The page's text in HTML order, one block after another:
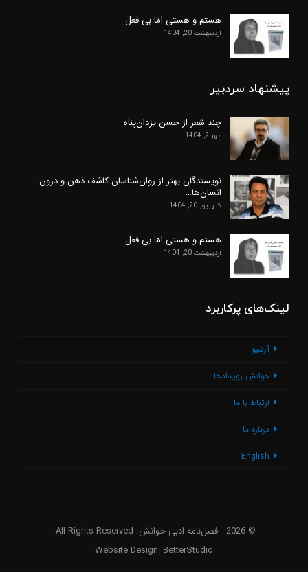
هستم و هستی امّا بی فعل
اردیبهشت 20, 1404
پیشنهاد سردبیر
چند شعر از حسن یزدان‌پناه
مهر 2, 1404
نویسندگان بهتر از روان‌شناسان کاشف ذهن و درون
انسان‌ها…
شهریور 20, 1404
هستم و هستی امّا بی فعل
اردیبهشت 20, 1404
لینک‌های پرکاربرد
آرشیو
خوانشِ رویدادها
ارتباط با ما
درباره ما
English
© 2026 - فصل‌نامه ادبی خوانش. All Rights Reserved.
Website Design: BetterStudio